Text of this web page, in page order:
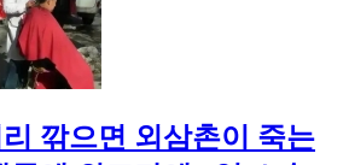
깎으면 외삼촌이 죽는